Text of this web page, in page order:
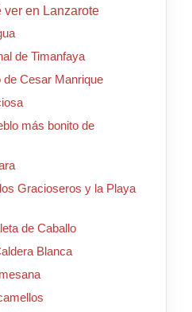
ver en Lanzarote
de Timanfaya
de Cesar Manrique
más bonito de
Gracioseros y la Playa
de Caballo
Blanca